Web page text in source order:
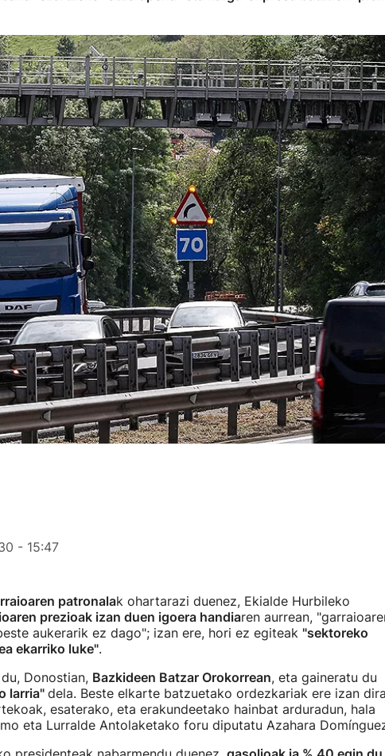
- 15:47
patronalak ohartarazi duenez, Ekialde Hurbileko
prezioak izan duen igoera handiaren aurrean,
aukerarik ez dago"; izan ere, hori ez egiteak "sektoreko
ekarriko luke".
Donostian, Bazkideen Batzar Orokorrean, eta gaineratu du
larria" dela. Beste elkarte batzuetako ordezkariak ere izan dira
esaterako, eta erakundeetako hainbat arduradun, hala
eta Lurralde Antolaketako foru diputatu Azahara